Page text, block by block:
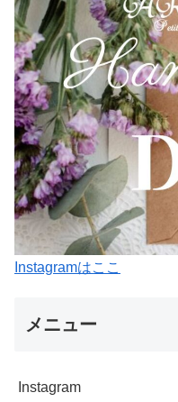
Instagramはここ
メニュー
Instagram